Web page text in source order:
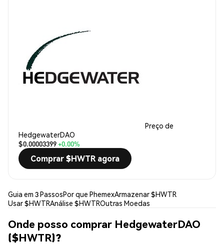
Preço de
HedgewaterDAO
$0.00003399+0.00%
Comprar $HWTR agora
Guia em 3 PassosPor que PhemexArmazenar $HWTR
Usar $HWTRAnálise $HWTROutras Moedas
Onde posso comprar HedgewaterDAO
($HWTR)?